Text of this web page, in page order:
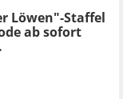
Löwen"-Staffel
ab sofort